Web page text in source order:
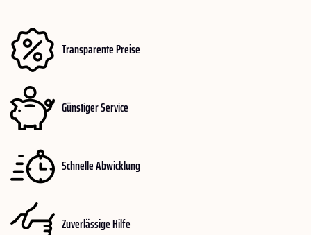
Transparente Preise
Günstiger Service
Schnelle Abwicklung
Zuverlässige Hilfe